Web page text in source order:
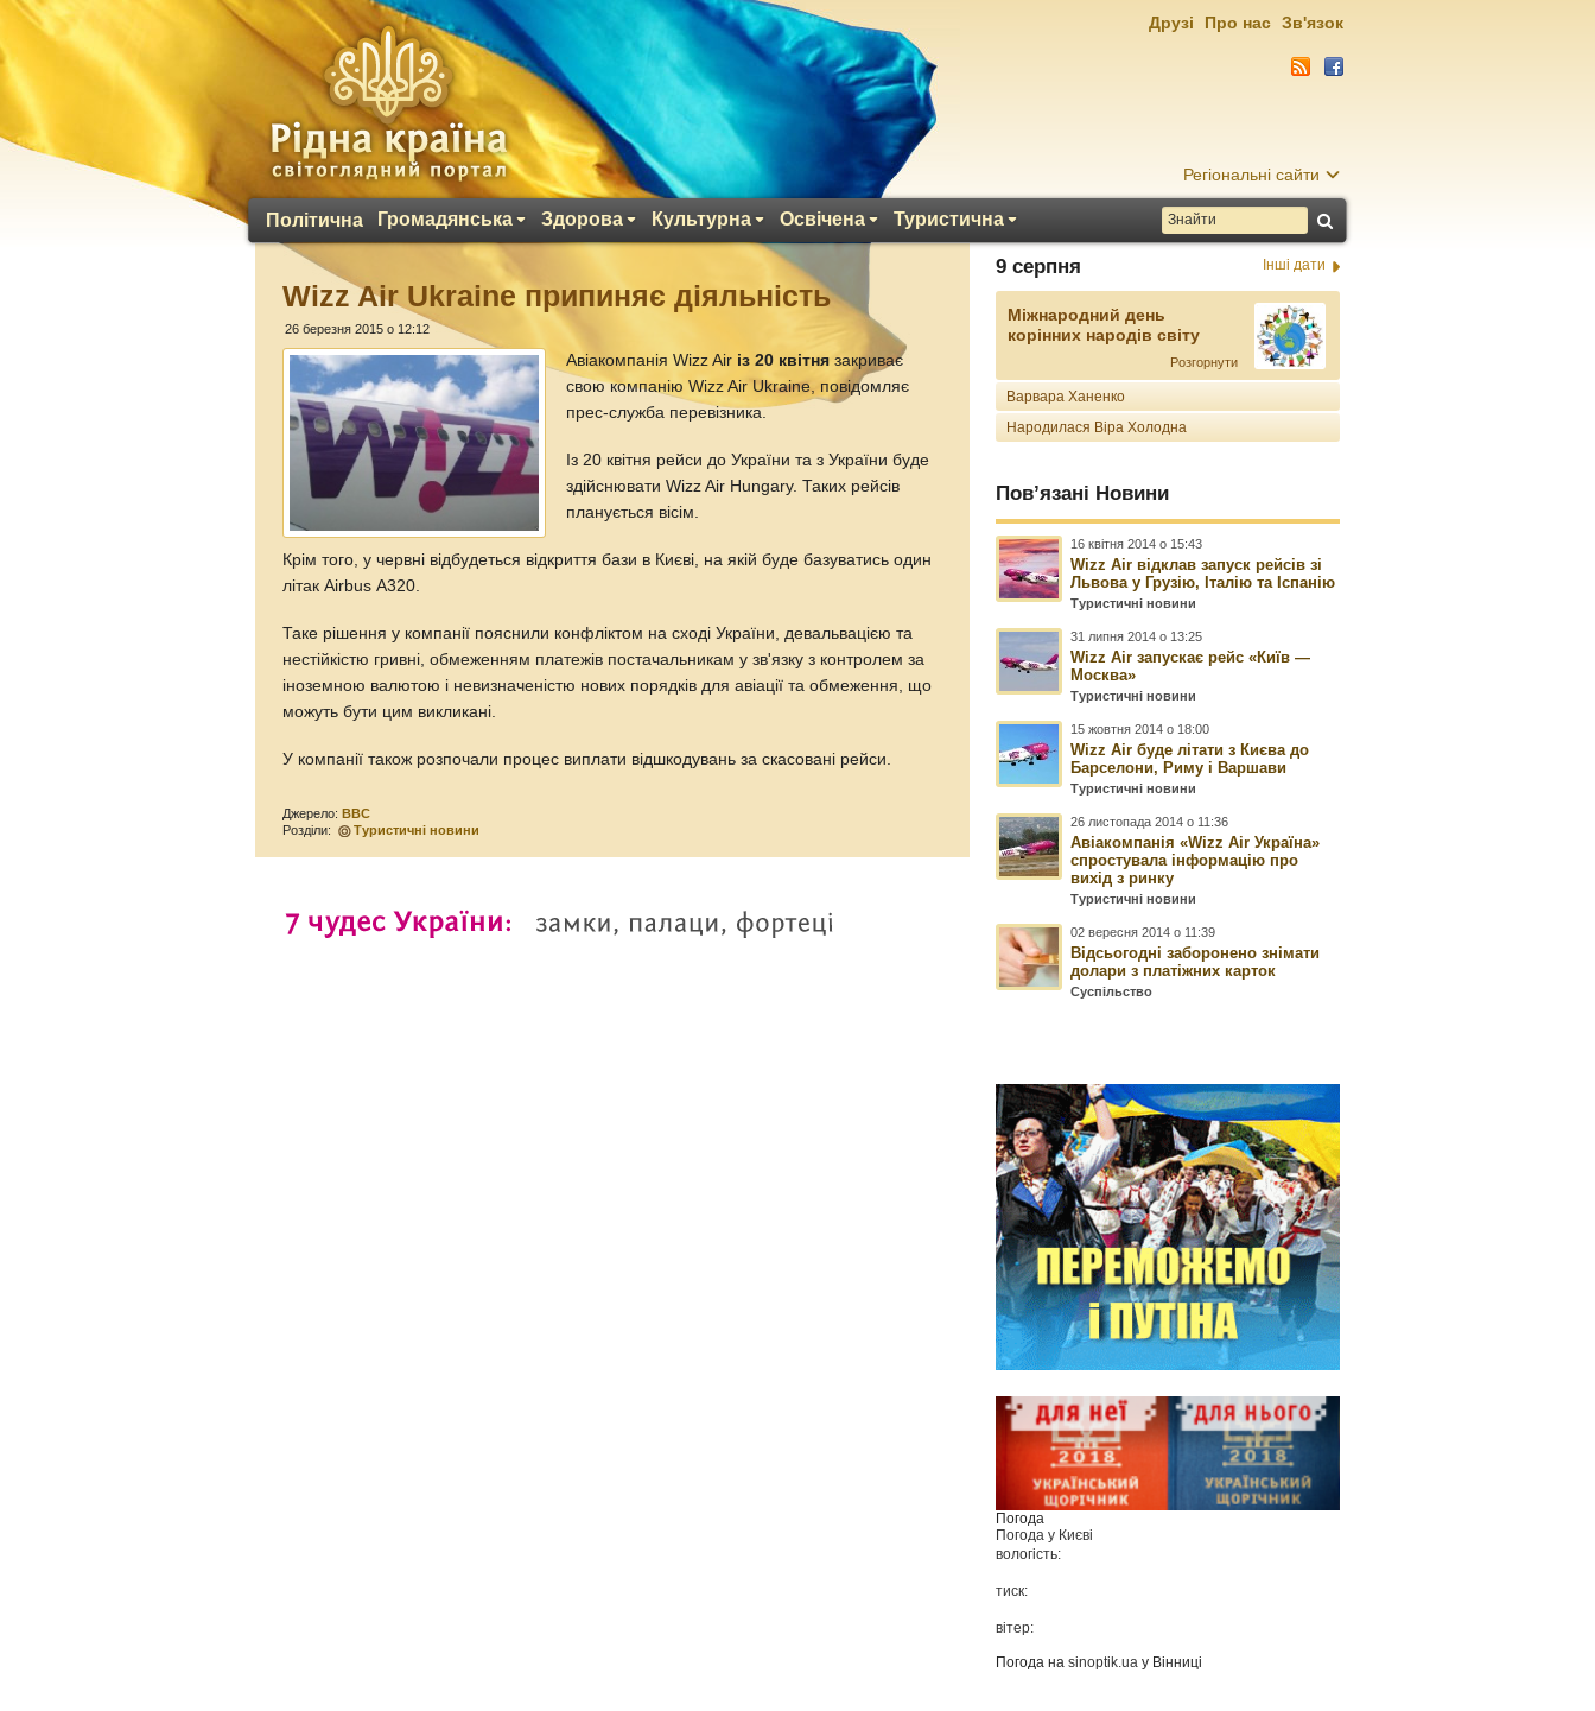
Регіональні сайти
Політична Громадянська Здорова Культурна Освічена Туристична
Друзі Про нас Зв'язок
Wizz Air Ukraine припиняє діяльність
26 березня 2015 о 12:12
Авіакомпанія Wizz Air із 20 квітня закриває
свою компанію Wizz Air Ukraine, повідомляє
прес-служба перевізника.
Із 20 квітня рейси до України та з України буде
здійснювати Wizz Air Hungary. Таких рейсів
планується вісім.
Крім того, у червні відбудеться відкриття бази в Києві, на якій буде базуватись один
літак Airbus A320.
Таке рішення у компанії пояснили конфліктом на сході України, девальвацією та
нестійкістю гривні, обмеженням платежів постачальникам у зв'язку з контролем за
іноземною валютою і невизначеністю нових порядків для авіації та обмеження, що
можуть бути цим викликані.
У компанії також розпочали процес виплати відшкодувань за скасовані рейси.
Джерело:ВВС
Розділи:
Туристичні новини
9 серпня Інші дати
Міжнародний день
корінних народів світу
Розгорнути
Варвара Ханенко
Народилася Віра Холодна
Пов’язані Новини
16 квітня 2014 о 15:43
Wizz Air відклав запуск рейсів зі
Львова у Грузію, Італію та Іспанію
Туристичні новини
31 липня 2014 о 13:25
Wizz Air запускає рейс «Київ —
Москва»
Туристичні новини
15 жовтня 2014 о 18:00
Wizz Air буде літати з Києва до
Барселони, Риму і Варшави
Туристичні новини
26 листопада 2014 о 11:36
Авіакомпанія «Wizz Air Україна»
спростувала інформацію про
вихід з ринку
Туристичні новини
02 вересня 2014 о 11:39
Відсьогодні заборонено знімати
долари з платіжних карток
Суспільство
Погода
Погода у Києві
вологість:
тиск:
вітер:
Погода наsinoptik.ua у Вінниці